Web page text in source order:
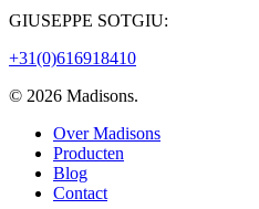
GIUSEPPE SOTGIU:
+31(0)616918410
© 2026 Madisons.
Close
Menu
Over Madisons
Producten
Blog
Contact